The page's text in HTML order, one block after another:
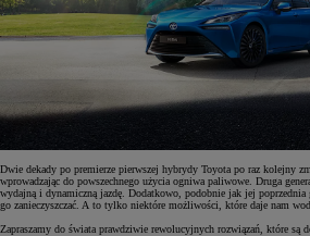
Dwie dekady po premierze pierwszej hybrydy Toyota po raz kolejny
wprowadzając do powszechnego użycia ogniwa paliwowe. Druga
wydajną i dynamiczną jazdę. Dodatkowo, podobnie jak jej poprzednia
go zanieczyszczać. A to tylko niektóre możliwości, które daje nam
Zapraszamy do świata prawdziwie rewolucyjnych rozwiązań, które są